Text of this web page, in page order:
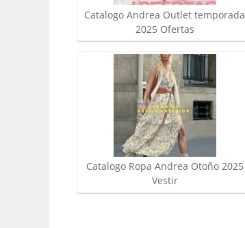
Catalogo Andrea Outlet temporada
2025 Ofertas
Catalogo Ropa Andrea Otoño 2025
Vestir